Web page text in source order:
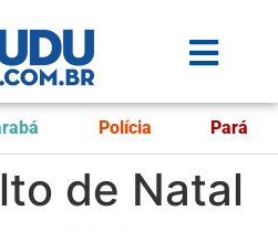
Polícia Pará
de Natal